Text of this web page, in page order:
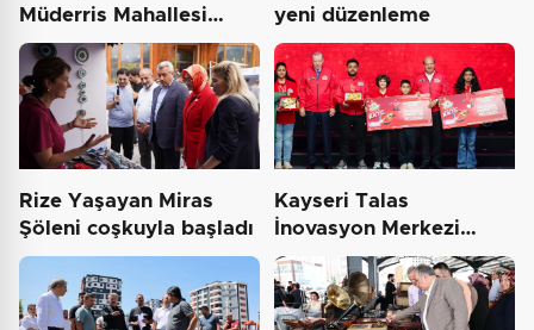
Müderris Mahallesi
Şenliği coşkusu
yeni düzenleme
Rize Yaşayan Miras
Şöleni coşkuyla başladı
Kayseri Talas
İnovasyon Merkezi
finale kaldı